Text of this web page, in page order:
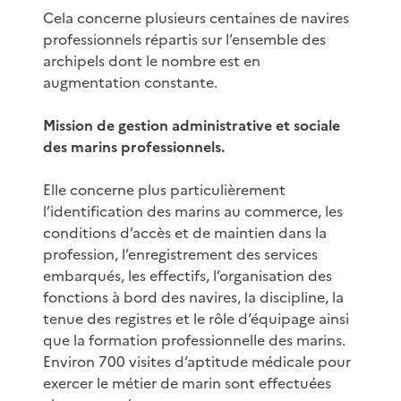
Cela concerne plusieurs centaines de navires
professionnels répartis sur l’ensemble des
archipels dont le nombre est en
augmentation constante.
Mission de gestion administrative et sociale
des marins professionnels.
Elle concerne plus particulièrement
l’identification des marins au commerce, les
conditions d’accès et de maintien dans la
profession, l’enregistrement des services
embarqués, les effectifs, l’organisation des
fonctions à bord des navires, la discipline, la
tenue des registres et le rôle d’équipage ainsi
que la formation professionnelle des marins.
Environ 700 visites d’aptitude médicale pour
exercer le métier de marin sont effectuées